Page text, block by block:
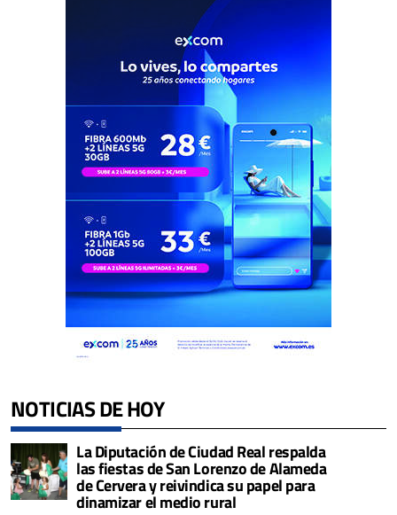
NOTICIAS DE HOY
La Diputación de Ciudad Real respalda
las fiestas de San Lorenzo de Alameda
de Cervera y reivindica su papel para
dinamizar el medio rural